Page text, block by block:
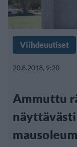
Viihdeuutiset
20.8.2018, 9:20
Ammuttu
näyttävästi